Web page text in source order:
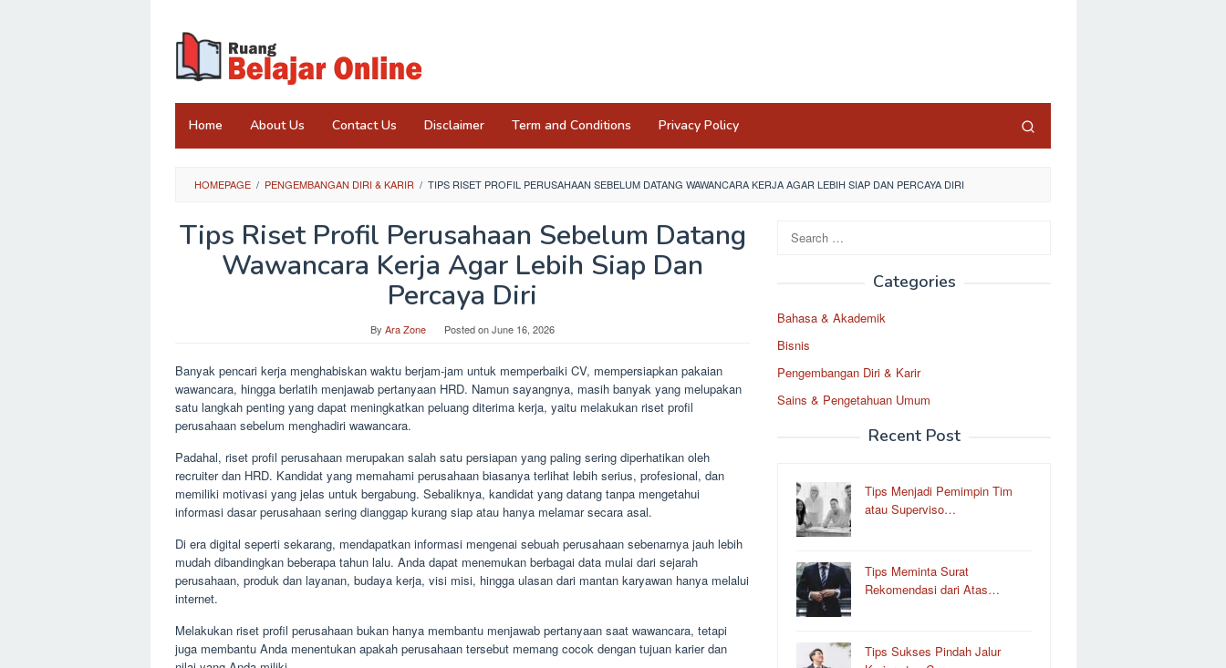
content
Home About Us Contact Us Disclaimer Term and Conditions Privacy Policy
HOMEPAGE / PENGEMBANGAN DIRI & KARIR / TIPS RISET PROFIL PERUSAHAAN SEBELUM DATANG WAWANCARA KERJA AGAR LEBIH SIAP DAN PERCAYA DIRI
Tips Riset Profil Perusahaan Sebelum Datang
Wawancara Kerja Agar Lebih Siap Dan
Percaya Diri
By Ara Zone Posted onJune 16, 2026
Banyak pencari kerja menghabiskan waktu berjam-jam untuk memperbaiki CV, mempersiapkan pakaian
wawancara, hingga berlatih menjawab pertanyaan HRD. Namun sayangnya, masih banyak yang melupakan
satu langkah penting yang dapat meningkatkan peluang diterima kerja, yaitu melakukan riset profil
perusahaan sebelum menghadiri wawancara.
Padahal, riset profil perusahaan merupakan salah satu persiapan yang paling sering diperhatikan oleh
recruiter dan HRD. Kandidat yang memahami perusahaan biasanya terlihat lebih serius, profesional, dan
memiliki motivasi yang jelas untuk bergabung. Sebaliknya, kandidat yang datang tanpa mengetahui
informasi dasar perusahaan sering dianggap kurang siap atau hanya melamar secara asal.
Di era digital seperti sekarang, mendapatkan informasi mengenai sebuah perusahaan sebenarnya jauh lebih
mudah dibandingkan beberapa tahun lalu. Anda dapat menemukan berbagai data mulai dari sejarah
perusahaan, produk dan layanan, budaya kerja, visi misi, hingga ulasan dari mantan karyawan hanya melalui
internet.
Melakukan riset profil perusahaan bukan hanya membantu menjawab pertanyaan saat wawancara, tetapi
juga membantu Anda menentukan apakah perusahaan tersebut memang cocok dengan tujuan karier dan
Search
for:
Categories
Bahasa & Akademik
Bisnis
Pengembangan Diri & Karir
Sains & Pengetahuan Umum
Recent Post
Tips Menjadi Pemimpin Tim
atau Superviso…
Tips Meminta Surat
Rekomendasi dari Atas…
Tips Sukses Pindah Jalur